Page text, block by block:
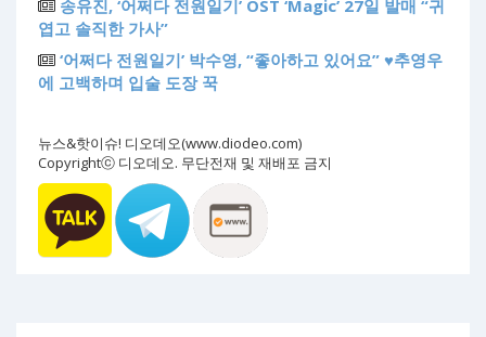
송유진, ‘어쩌다 전원일기’ OST ‘Magic’ 27일 발매 “귀
엽고 솔직한 가사”
‘어쩌다 전원일기’ 박수영, “좋아하고 있어요” ♥추영우
에 고백하며 입술 도장 꾹
뉴스&핫이슈! 디오데오(www.diodeo.com)
Copyrightⓒ 디오데오. 무단전재 및 재배포 금지